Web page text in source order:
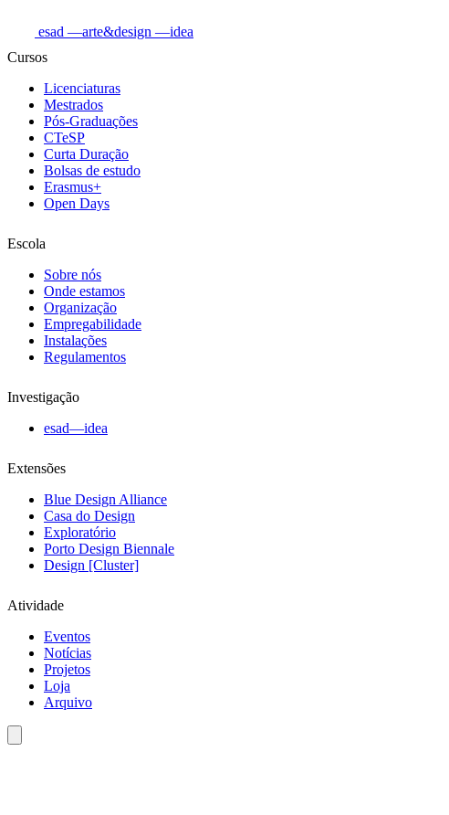
esad —arte&design —idea
Cursos
Licenciaturas
Mestrados
Pós-Graduações
CTeSP
Curta Duração
Bolsas de estudo
Erasmus+
Open Days
Escola
Sobre nós
Onde estamos
Organização
Empregabilidade
Instalações
Regulamentos
Investigação
esad—idea
Extensões
Blue Design Alliance
Casa do Design
Exploratório
Porto Design Biennale
Design [Cluster]
Atividade
Eventos
Notícias
Projetos
Loja
Arquivo